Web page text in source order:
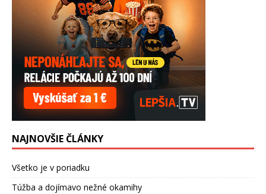
NAJNOVŠIE ČLÁNKY
Všetko je v poriadku
Túžba a dojímavo nežné okamihy